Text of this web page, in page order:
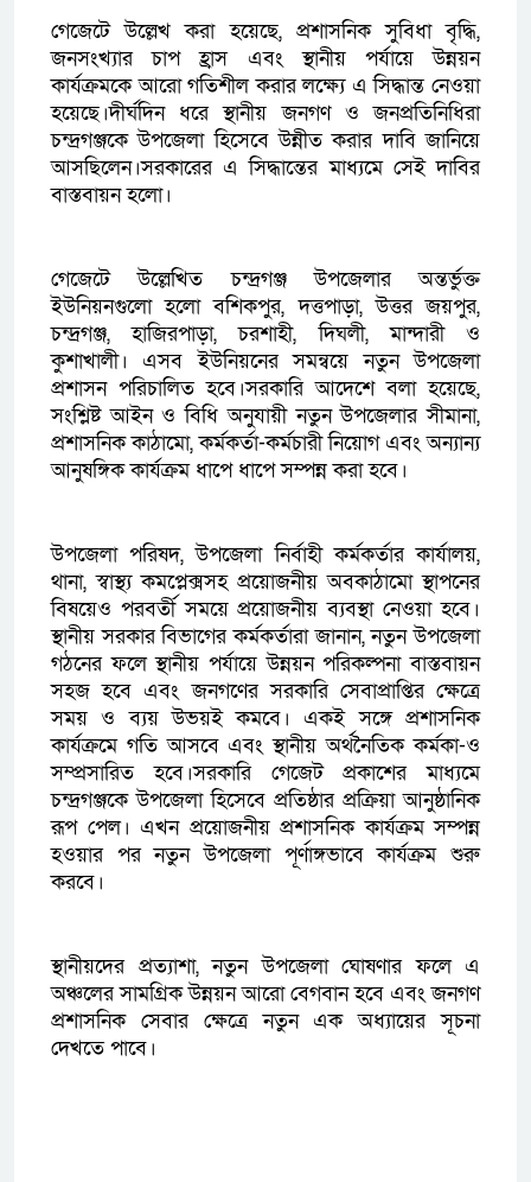
গেজেটে উল্লেখ করা হয়েছে, প্রশাসনিক সুবিধা বৃদ্ধি,
জনসংখ্যার চাপ হ্রাস এবং স্থানীয় পর্যায়ে উন্নয়ন
কার্যক্রমকে আরো গতিশীল করার লক্ষ্যে এ সিদ্ধান্ত নেওয়া
হয়েছে।দীর্ঘদিন ধরে স্থানীয় জনগণ ও জনপ্রতিনিধিরা
চন্দ্রগঞ্জকে উপজেলা হিসেবে উন্নীত করার দাবি জানিয়ে
আসছিলেন।সরকারের এ সিদ্ধান্তের মাধ্যমে সেই দাবির
বাস্তবায়ন হলো।
গেজেটে উল্লেখিত চন্দ্রগঞ্জ উপজেলার অন্তর্ভুক্ত
ইউনিয়নগুলো হলো বশিকপুর, দত্তপাড়া, উত্তর জয়পুর,
চন্দ্রগঞ্জ, হাজিরপাড়া, চরশাহী, দিঘলী, মান্দারী ও
কুশাখালী। এসব ইউনিয়নের সমন্বয়ে নতুন উপজেলা
প্রশাসন পরিচালিত হবে।সরকারি আদেশে বলা হয়েছে,
সংশ্লিষ্ট আইন ও বিধি অনুযায়ী নতুন উপজেলার সীমানা,
প্রশাসনিক কাঠামো, কর্মকর্তা-কর্মচারী নিয়োগ এবং অন্যান্য
আনুষঙ্গিক কার্যক্রম ধাপে ধাপে সম্পন্ন করা হবে।
উপজেলা পরিষদ, উপজেলা নির্বাহী কর্মকর্তার কার্যালয়,
থানা, স্বাস্থ্য কমপ্লেক্সসহ প্রয়োজনীয় অবকাঠামো স্থাপনের
বিষয়েও পরবর্তী সময়ে প্রয়োজনীয় ব্যবস্থা নেওয়া হবে।
স্থানীয় সরকার বিভাগের কর্মকর্তারা জানান, নতুন উপজেলা
গঠনের ফলে স্থানীয় পর্যায়ে উন্নয়ন পরিকল্পনা বাস্তবায়ন
সহজ হবে এবং জনগণের সরকারি সেবাপ্রাপ্তির ক্ষেত্রে
সময় ও ব্যয় উভয়ই কমবে। একই সঙ্গে প্রশাসনিক
কার্যক্রমে গতি আসবে এবং স্থানীয় অর্থনৈতিক কর্মকা-ও
সম্প্রসারিত হবে।সরকারি গেজেট প্রকাশের মাধ্যমে
চন্দ্রগঞ্জকে উপজেলা হিসেবে প্রতিষ্ঠার প্রক্রিয়া আনুষ্ঠানিক
রূপ পেল। এখন প্রয়োজনীয় প্রশাসনিক কার্যক্রম সম্পন্ন
হওয়ার পর নতুন উপজেলা পূর্ণাঙ্গভাবে কার্যক্রম শুরু
করবে।
স্থানীয়দের প্রত্যাশা, নতুন উপজেলা ঘোষণার ফলে এ
অঞ্চলের সামগ্রিক উন্নয়ন আরো বেগবান হবে এবং জনগণ
প্রশাসনিক সেবার ক্ষেত্রে নতুন এক অধ্যায়ের সূচনা
দেখতে পাবে।